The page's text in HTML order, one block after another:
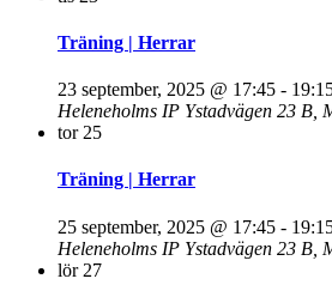
Träning | Herrar
23 september, 2025 @ 17:45 -
Heleneholms IP Ystadvägen 23 B,
tor 25
Träning | Herrar
25 september, 2025 @ 17:45 -
Heleneholms IP Ystadvägen 23 B,
lör 27